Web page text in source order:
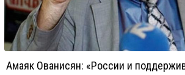
Амаяк Ованисян: «России и